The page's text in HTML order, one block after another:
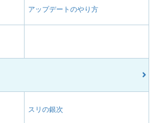
アップデートのやり方
スリの銀次